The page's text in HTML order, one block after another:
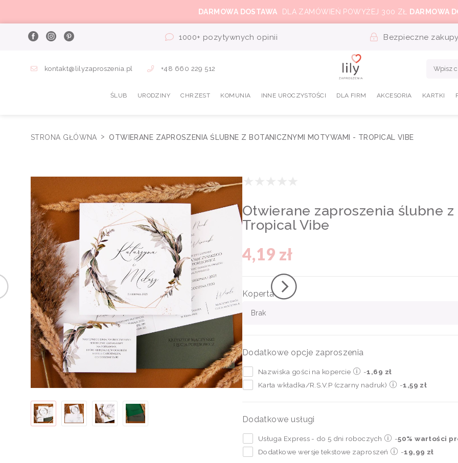
DARMOWA DOSTAWA DLA ZAMÓWIEŃ POWYŻEJ 300 ZŁ DARMOWA
1000+ pozytywnych opinii Bezpieczne
kontakt@lilyzaproszenia.pl +48 660 229 512
ŚLUB URODZINY CHRZEST KOMUNIA INNE UROCZYSTOŚCI DLA FIRM AKCESORIA KARTKI
STRONA GŁÓWNA OTWIERANE ZAPROSZENIA ŚLUBNE Z BOTANICZNYMI MOTYWAMI - TROPICAL VIBE
Otwierane zaproszenia ślubne
Tropical Vibe
4,19 zł
Koperta
Brak
Dodatkowe opcje zaproszenia
Nazwiska gości na kopercie -1,69 zł
Karta wkładka/R.S.V.P (czarny nadruk)
-1,59 zł
Dodatkowe usługi
Usługa Express - do 5 dni roboczych -50% wartości
Dodatkowe wersje tekstowe zaproszeń
-19,99 zł